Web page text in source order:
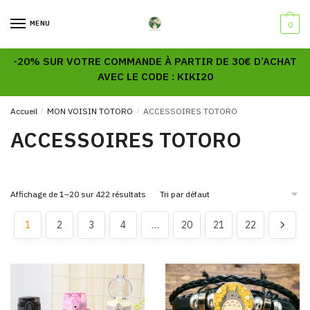
MENU 0
-20% SUR VOTRE COMMANDE À PARTIR DE 30€ D’ACHAT
AVEC LE CODE : KIKI20
Accueil / MON VOISIN TOTORO / ACCESSOIRES TOTORO
ACCESSOIRES TOTORO
Affichage de 1–20 sur 422 résultats
1 2 3 4 … 20 21 22